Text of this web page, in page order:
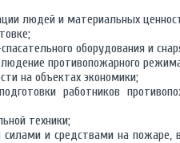
людей и материальных
оборудования и
противопожарного
на объектах экономики;
работников
техники;
и средствами на пожаре,